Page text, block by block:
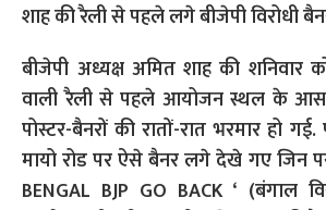
शाह की रैली से पहले लगे बीजेपी विरोधी
बीजेपी अध्यक्ष अमित शाह की शनिवार
वाली रैली से पहले आयोजन स्थल के
पोस्टर-बैनरों की रातों-रात भरमार हो गई.
मायो रोड पर ऐसे बैनर लगे देखे गए जिन
BENGAL BJP GO BACK ‘ (बंगाल